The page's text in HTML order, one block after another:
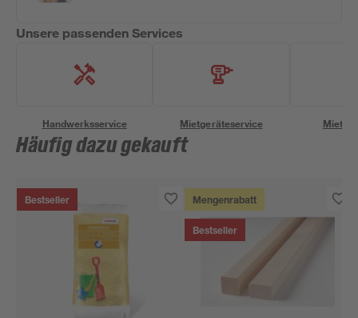
Unsere passenden Services
Handwerksservice Mietgeräteservice
Häufig dazu gekauft
Bestseller Mengenrabatt
Bestseller